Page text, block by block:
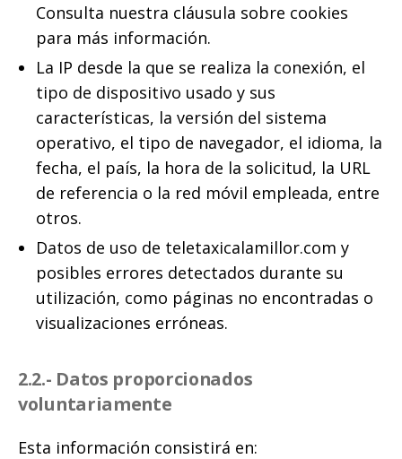
Consulta nuestra cláusula sobre cookies
para más información.
La IP desde la que se realiza la conexión, el
tipo de dispositivo usado y sus
características, la versión del sistema
operativo, el tipo de navegador, el idioma, la
fecha, el país, la hora de la solicitud, la URL
de referencia o la red móvil empleada, entre
otros.
Datos de uso de teletaxicalamillor.com y
posibles errores detectados durante su
utilización, como páginas no encontradas o
visualizaciones erróneas.
2.2.- Datos proporcionados
voluntariamente
Esta información consistirá en: